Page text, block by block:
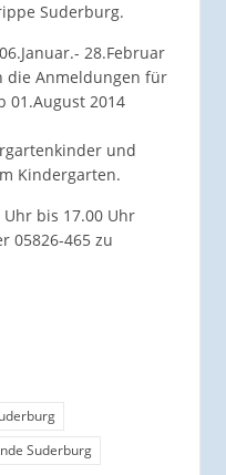
Suderburg.
28.Februar
die Anmeldungen für
01.August 2014
und
Kindergarten.
bis 17.00 Uhr
05826-465 zu
Suderburg